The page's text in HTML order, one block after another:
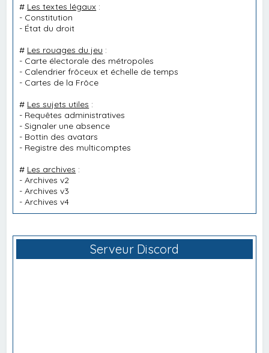
# Les textes légaux :
- Constitution
- État du droit
# Les rouages du jeu :
- Carte électorale des métropoles
- Calendrier frôceux et échelle de temps
- Cartes de la Frôce
# Les sujets utiles :
- Requêtes administratives
-Signaler une absence
- Bottin des avatars
- Registre des multicomptes
# Les archives :
-Archives v2
-Archives v3
-Archives v4
Serveur Discord